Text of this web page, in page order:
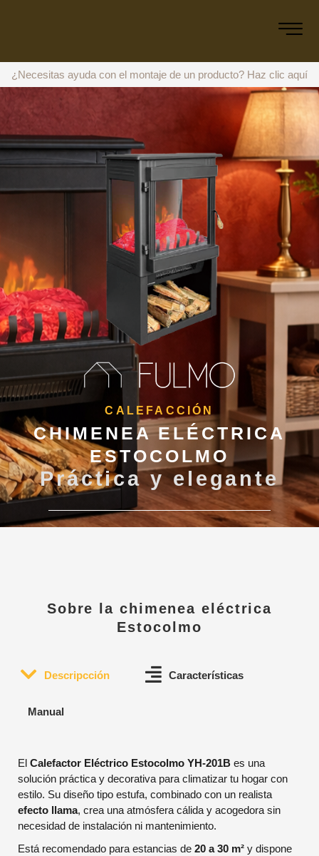
¿Necesitas ayuda con el montaje de un producto? Haz clic aquí
CALEFACCIÓN
CHIMENEA ELÉCTRICA
ESTOCOLMO
Práctica y elegante
Sobre la chimenea eléctrica
Estocolmo
Descripcción Características
Manual
El Calefactor Eléctrico Estocolmo YH-201B es una
solución práctica y decorativa para climatizar tu hogar con
estilo. Su diseño tipo estufa, combinado con un realista
efecto llama, crea una atmósfera cálida y acogedora sin
necesidad de instalación ni mantenimiento.
Está recomendado para estancias de 20 a 30 m² y dispone